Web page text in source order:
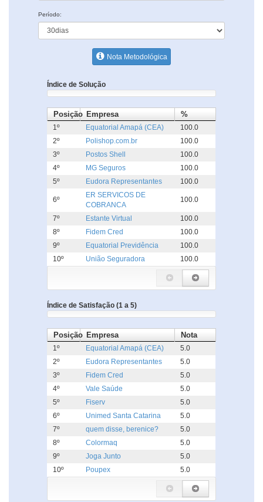
Período:
Nota Metodológica
Índice de Solução
Posição Empresa %
1º Equatorial Amapá (CEA)
100.0
2º
Polishop.com.br
100.0
3º
Postos Shell
100.0
4º
MG Seguros
100.0
5º
Eudora Representantes 100.0
6º
ER SERVICOS DE
COBRANCA
100.0
7º Estante Virtual
100.0
8º
Fidem Cred
100.0
9º
Equatorial Previdência
100.0
10º
União Seguradora 100.0
Índice de Satisfação (1 a 5)
Posição Empresa Nota
1º Equatorial Amapá (CEA)
5.0
2º
Eudora Representantes
5.0
3º
Fidem Cred
5.0
4º
Vale Saúde
5.0
5º
Fiserv
5.0
6º
Unimed Santa Catarina
5.0
7º
quem disse, berenice?
5.0
8º
Colormaq
5.0
9º
Joga Junto
5.0
10º
Poupex 5.0